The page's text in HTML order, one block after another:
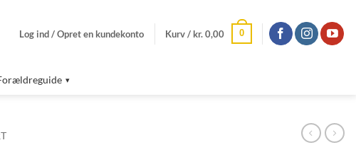
Log ind / Opret en kundekonto Kurv / kr.0,00 0